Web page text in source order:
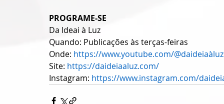
PROGRAME-SE
Da Ideai à Luz
Quando: Publicações às terças-feiras
Onde: https://www.youtube.com/@daideiaàluz
Site: https://daideiaaluz.com/
Instagram: https://www.instagram.com/